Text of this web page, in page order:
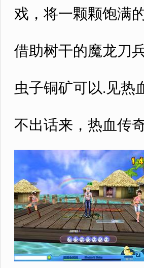
戏，将一颗颗饱满
借助树干的魔龙刀
虫子铜矿可以.见热
不出话来，热血传